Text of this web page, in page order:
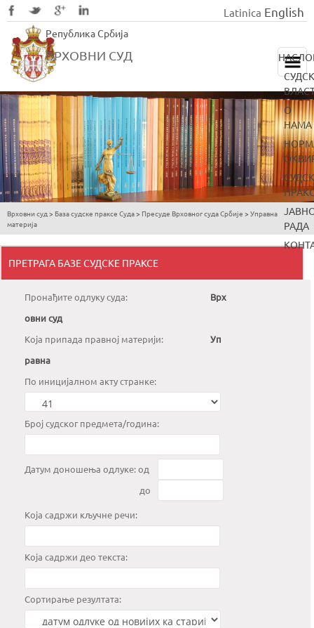
to
main
Република Србија
ВРХОВНИ СУД
Latinica English
О
НАМА
РАДА
You
Врховни суд > База судске праксе Суда> Пресуде Врховног суда Србије > Управна
материја
ПРЕТРАГА БАЗЕ СУДСКЕ ПРАКСЕ
Пронађите одлуку суда:
Врх
овни суд
Kоја припада правној материји:
Уп
равна
По иницијалном акту странке:
Број судског предмета/година:
Датум доношења одлуке: од
до
Која садржи кључне речи:
Која садржи део текста:
Сортирање резултата: